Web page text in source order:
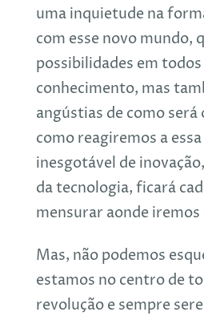
uma inquietude na
com esse novo mundo,
possibilidades em todos
conhecimento, mas
angústias de como será
como reagiremos a
inesgotável de
da tecnologia, ficará
mensurar aonde iremos
Mas, não podemos
estamos no centro de
revolução e sempre